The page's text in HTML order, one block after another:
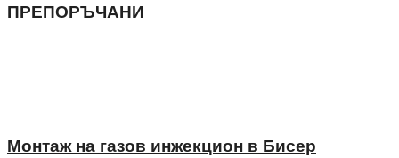
ПРЕПОРЪЧАНИ
Монтаж на газов инжекцион в Бисер